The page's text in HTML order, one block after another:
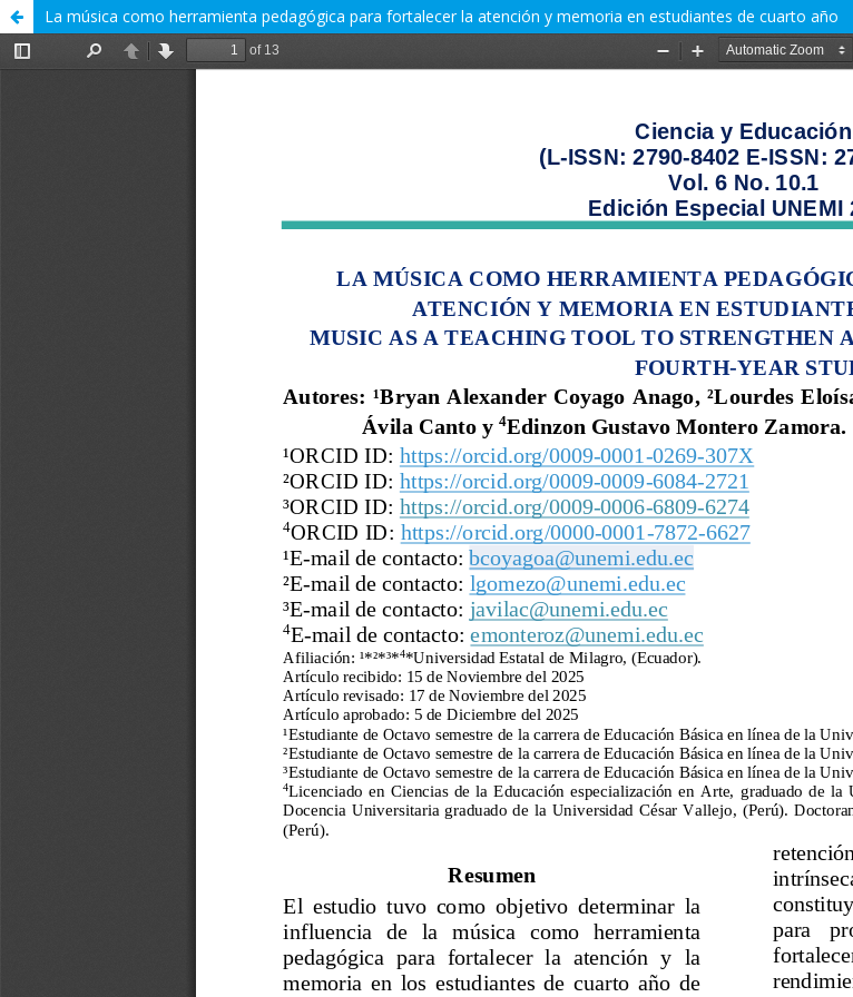
La música como herramienta pedagógica para fortalecer la atención y memoria en estudiantes de cuarto año